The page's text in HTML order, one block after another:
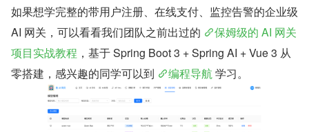
如果想学完整的带用户注册、在线支付、监控告警的企业级
AI 网关，可以看看我们团队之前出过的
保姆级的 AI 网关
项目实战教程 ，基于 Spring Boot 3 + Spring AI + Vue 3 从
零搭建，感兴趣的同学可以到
编程导航 学习。